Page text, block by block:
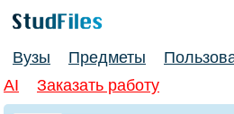
Вузы Предметы
AI
Заказать работу